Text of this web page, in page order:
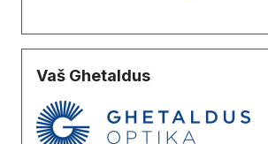
Vaš Ghetaldus